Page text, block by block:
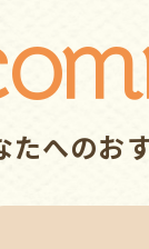
たへのお